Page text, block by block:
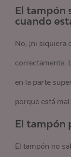
El tampón
cuando
No, ¡ni siquiera
correctamente.
en la parte
porque está
El tampón
El tampón no